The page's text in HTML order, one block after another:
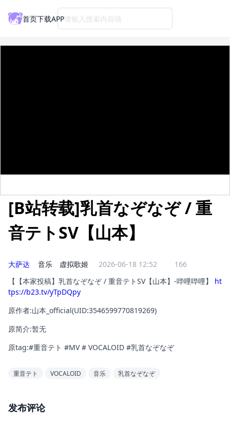
首页下载APP请输入搜索内容喵
[B站转载]乳首なぞなぞ / 重
音テトSV【山本】
大萨达 音乐 虚拟歌姬 2026-06-18 12:52
166
【【本家投稿】乳首なぞなぞ / 重音テトSV【山本】-哔哩哔哩】 ht
tps://b23.tv/yTpDQpy
原作者:山本_official(UID:3546599770819269)
原简介:暂无
原tag:#重音テト #MV # VOCALOID #乳首なぞなぞ
重音テト VOCALOID 音乐 乳首なぞなぞ
发布评论